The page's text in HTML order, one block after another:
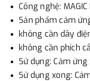
- Nếu địa điểm giao
hoặc với những đơn
Chúng tôi sẽ thu tiền
chuyển theo cước phí
bằng phương thức
Công nghệ: MAGIC
Sản phẩm cảm
không cần dây
không cần phích
Sử dụng: Cảm ứng
Sử dụng xong: